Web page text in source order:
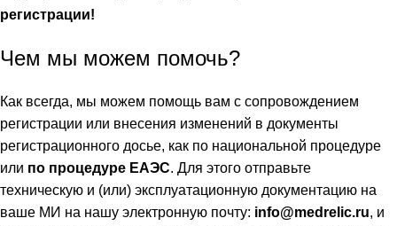
регистрации!
Чем мы можем помочь?
Как всегда, мы можем помощь вам с сопровождением
регистрации или внесения изменений в документы
регистрационного досье, как по национальной процедуре
или по процедуре ЕАЭС. Для этого отправьте
техническую и (или) эксплуатационную документацию на
ваше МИ на нашу электронную почту: info@medrelic.ru, и